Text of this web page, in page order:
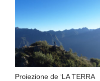
Proiezione de ‘LA TERRA